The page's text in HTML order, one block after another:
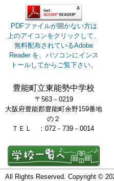
PDFファイルが開かない方は
上のアイコンをクリックして、
無料配布されているAdobe
Reader を、パソコンにインス
トールしてからご覧下さい。
豊能町立東能勢中学校
〒563－0219
大阪府豊能郡豊能町余野159番地
の２
ＴＥＬ ：072－739－0014
All Rights Reserved. Copyright ©